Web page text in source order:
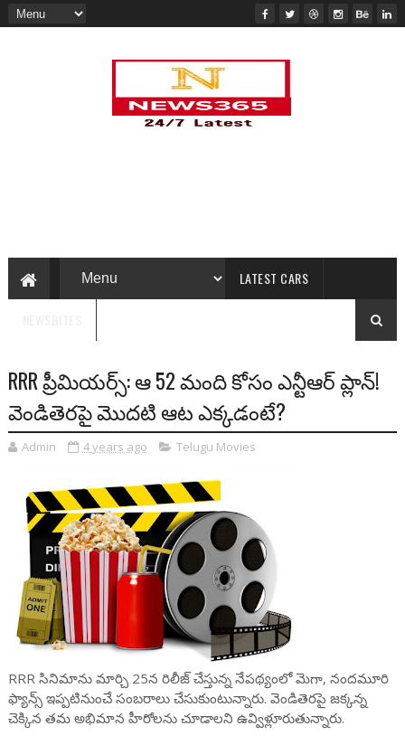
LATEST CARS
RRR ప్రీమియర్స్: ఆ 52 మంది కోసం ఎన్టీఆర్ ప్లాన్!
వెండితెరపై మొదటి ఆట ఎక్కడంటే?
Admin 4 years ago Telugu Movies
RRR సినిమాను మార్చి 25న రిలీజ్ చేస్తున్న నేపథ్యంలో మెగా, నందమూరి
ఫ్యాన్స్ ఇప్పటినుంచే సంబరాలు చేసుకుంటున్నారు. వెండితెరపై జక్కన్న
చెక్కిన తమ అభిమాన హీరోలను చూడాలని ఉవ్విళ్లూరుతున్నారు.